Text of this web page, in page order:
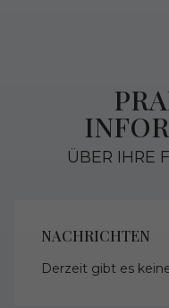
ÜBER IHRE
NACHRICHTEN
Derzeit gibt es